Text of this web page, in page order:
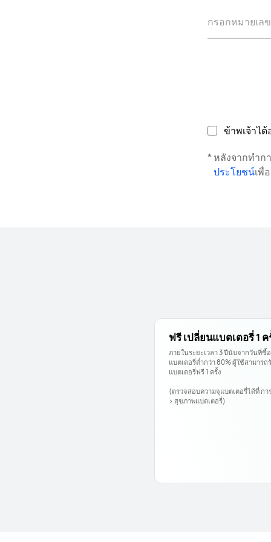
ข้าพเจ้าไ
หลังจากทำก
ประโยชน์เพื่
ฟรี เปลี่ยนแบตเตอรี่ 1
ภายในระยะเวลา 3 ปีนับจากวันที่ซื้
แบตเตอรี่ต่ำกว่า 80% ผู้ใช้สามาร
แบตเตอรี่ฟรี 1 ครั้ง
(ตรวจสอบความจุแบตเตอรี่ได้ที่ กา
> สุขภาพแบตเตอรี่)